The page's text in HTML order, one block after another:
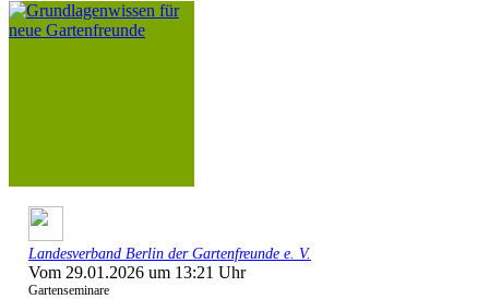
Landesverband Berlin der Gartenfreunde e. V.
Vom 29.01.2026 um 13:21 Uhr
Gartenseminare